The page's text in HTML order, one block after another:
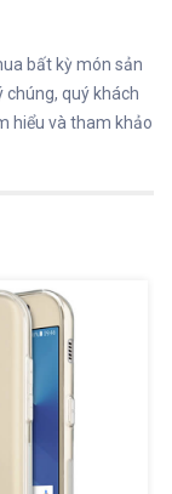
bất kỳ món sản
chúng, quý khách
hiểu và tham khảo